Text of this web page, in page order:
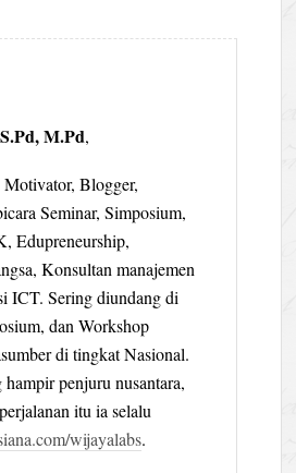
M.Pd,
Motivator, Blogger,
Seminar, Simposium,
Edupreneurship,
Konsultan manajemen
ICT. Sering diundang di
dan Workshop
di tingkat Nasional.
penjuru nusantara,
itu ia selalu
wijayalabs.